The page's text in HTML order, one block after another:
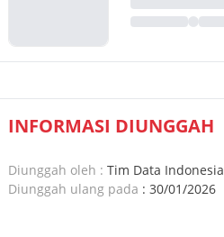
INFORMASI DIUNGGAH
Diunggah oleh : Tim Data Indonesia
Diunggah ulang pada : 30/01/2026